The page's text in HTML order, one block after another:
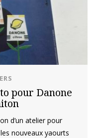
pour Danone
d’un atelier pour
nouveaux yaourts